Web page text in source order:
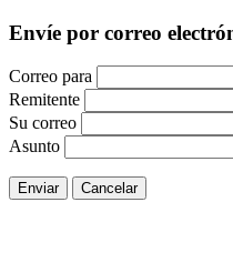
Envíe por correo
Correo para
Remitente
Su correo
Asunto